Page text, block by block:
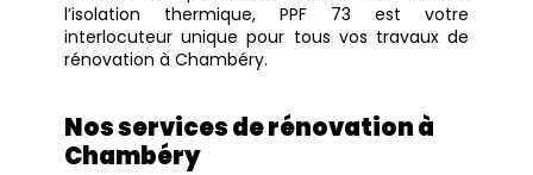
l’isolation thermique, PPF 73 est votre
interlocuteur unique pour tous vos travaux de
rénovation à Chambéry.
Nos services de rénovation à
Chambéry